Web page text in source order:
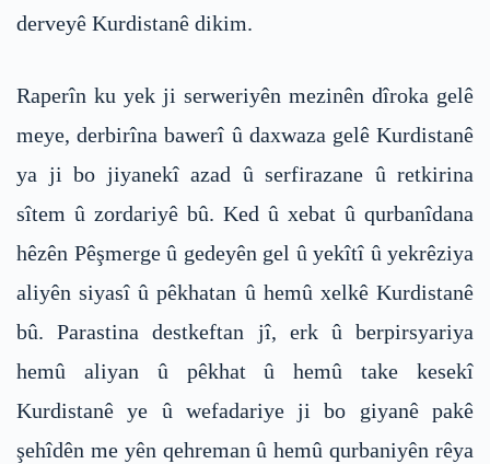
derveyê Kurdistanê dikim.
Raperîn ku yek ji serweriyên mezinên dîroka gelê
meye, derbirîna bawerî û daxwaza gelê Kurdistanê
ya ji bo jiyanekî azad û serfirazane û retkirina
sîtem û zordariyê bû. Ked û xebat û qurbanîdana
hêzên Pêşmerge û gedeyên gel û yekîtî û yekrêziya
aliyên siyasî û pêkhatan û hemû xelkê Kurdistanê
bû. Parastina destkeftan jî, erk û berpirsyariya
hemû aliyan û pêkhat û hemû take kesekî
Kurdistanê ye û wefadariye ji bo giyanê pakê
şehîdên me yên qehreman û hemû qurbaniyên rêya